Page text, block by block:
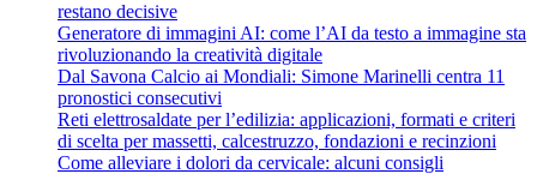
su
Traffico
nelle
città:
il
modello
di
Ferrara
restano decisive
Generatore di immagini AI: come l’AI da testo a immagine sta
rivoluzionando la creatività digitale
Dal Savona Calcio ai Mondiali: Simone Marinelli centra 11
pronostici consecutivi
Reti elettrosaldate per l’edilizia: applicazioni, formati e criteri
di scelta per massetti, calcestruzzo, fondazioni e recinzioni
Come alleviare i dolori da cervicale: alcuni consigli